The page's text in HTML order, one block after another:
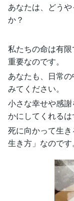
あなたは、どう
か？
私たちの命は有
重要なのです。
あなたも、日常
みてください。
小さな幸せや感
かにしてくれるは
死に向かって生
生き方」なのです。